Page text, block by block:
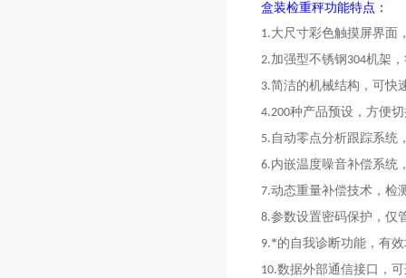
盒装检重秤功能特点：
1.大尺寸彩色触摸屏界面
2.加强型不锈钢 304机架
3.简洁的机械结构，可快
4.200种产品预设，方便
5. 自动零点分析跟踪系统
6.内嵌温度噪音补偿系统
7.动态重量补偿技术，检
8.参数设置密码保护，仅
9.*的自我诊断功能，有
10.数据外部通信接口，